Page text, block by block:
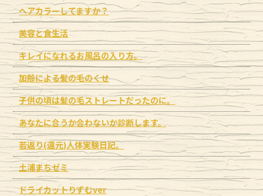
ヘアカラーしてますか？
美容と食生活
キレイになれるお風呂の入り方。
加齢による髪の毛のくせ
子供の頃は髪の毛ストレートだったのに。
あなたに合うか合わないか診断します。
若返り(還元)人体実験日記。
土浦まちゼミ
ドライカットりずむver